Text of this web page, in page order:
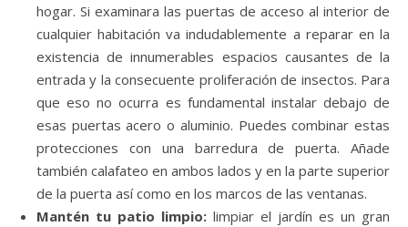
hogar. Si examinara las puertas de acceso al interior de
cualquier habitación va indudablemente a reparar en la
existencia de innumerables espacios causantes de la
entrada y la consecuente proliferación de insectos. Para
que eso no ocurra es fundamental instalar debajo de
esas puertas acero o aluminio. Puedes combinar estas
protecciones con una barredura de puerta. Añade
también calafateo en ambos lados y en la parte superior
de la puerta así como en los marcos de las ventanas.
Mantén tu patio limpio: limpiar el jardín es un gran